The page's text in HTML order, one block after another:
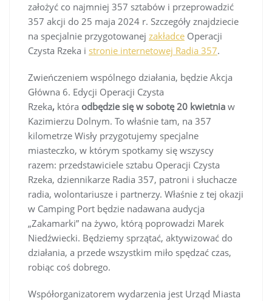
założyć co najmniej 357 sztabów i przeprowadzić
357 akcji do 25 maja 2024 r. Szczegóły znajdziecie
na specjalnie przygotowanej zakładce Operacji
Czysta Rzeka i stronie internetowej Radia 357.
Zwieńczeniem wspólnego działania, będzie Akcja
Główna 6. Edycji Operacji Czysta
Rzeka, która odbędzie się w sobotę 20 kwietnia w
Kazimierzu Dolnym. To właśnie tam, na 357
kilometrze Wisły przygotujemy specjalne
miasteczko, w którym spotkamy się wszyscy
razem: przedstawiciele sztabu Operacji Czysta
Rzeka, dziennikarze Radia 357, patroni i słuchacze
radia, wolontariusze i partnerzy. Właśnie z tej okazji
w Camping Port będzie nadawana audycja
„Zakamarki” na żywo, którą poprowadzi Marek
Niedźwiecki. Będziemy sprzątać, aktywizować do
działania, a przede wszystkim miło spędzać czas,
robiąc coś dobrego.
Współorganizatorem wydarzenia jest Urząd Miasta